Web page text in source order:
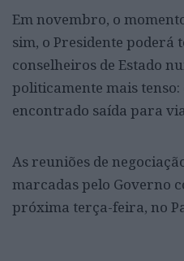
Em novembro, o
sim, o Presidente poderá
conselheiros de Estado
politicamente mais tenso:
encontrado saída para
As reuniões de
marcadas pelo Governo
próxima terça-feira, no